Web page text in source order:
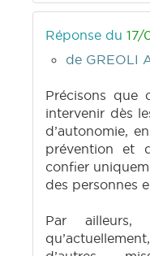
Réponse du 17/
de GREOLI
Précisons que
intervenir dès
d’autonomie,
prévention et
confier
des personnes
Par ailleurs,